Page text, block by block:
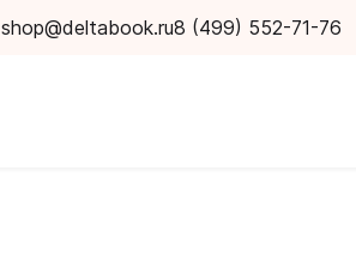
shop@deltabook.ru8 (499) 552-71-76